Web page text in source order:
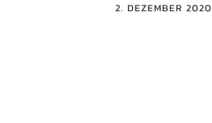
2. DEZEMBER 2020